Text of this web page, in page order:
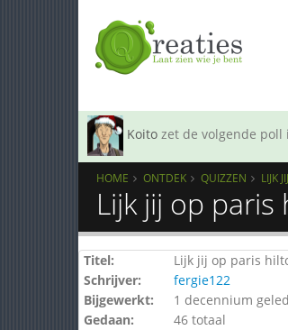
Koito zet de volgende
HOME ONTDEK QUIZZEN LIJK
Lijk jij op
Titel:
Lijk jij op paris
Schrijver:
fergie122
Bijgewerkt:
1 decennium
Gedaan:
46 totaal